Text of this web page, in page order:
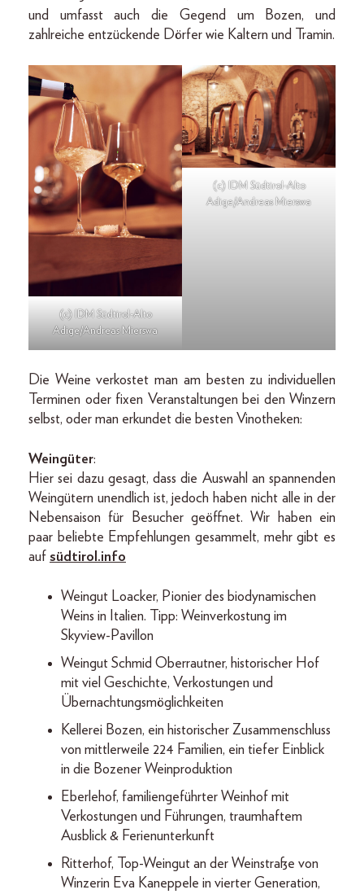
und umfasst auch die Gegend um Bozen, und
zahlreiche entzückende Dörfer wie Kaltern und Tramin.
(c) IDM Südtirol-Alto
Adige/Andreas Mierswa
(c) IDM Südtirol-Alto
Adige/Andreas Mierswa
Die Weine verkostet man am besten zu individuellen
Terminen oder fixen Veranstaltungen bei den Winzern
selbst, oder man erkundet die besten Vinotheken:
Weingüter:
Hier sei dazu gesagt, dass die Auswahl an spannenden
Weingütern unendlich ist, jedoch haben nicht alle in der
Nebensaison für Besucher geöffnet. Wir haben ein
paar beliebte Empfehlungen gesammelt, mehr gibt es
auf südtirol.info
Weingut Loacker, Pionier des biodynamischen
Weins in Italien. Tipp: Weinverkostung im
Skyview-Pavillon
Weingut Schmid Oberrautner, historischer Hof
mit viel Geschichte, Verkostungen und
Übernachtungsmöglichkeiten
Kellerei Bozen, ein historischer Zusammenschluss
von mittlerweile 224 Familien, ein tiefer Einblick
in die Bozener Weinproduktion
Eberlehof, familiengeführter Weinhof mit
Verkostungen und Führungen, traumhaftem
Ausblick & Ferienunterkunft
Ritterhof, Top-Weingut an der Weinstraße von
Winzerin Eva Kaneppele in vierter Generation,